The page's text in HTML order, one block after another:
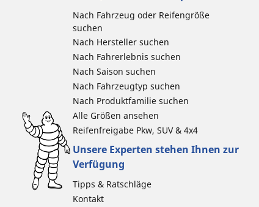
Nach Fahrzeug oder Reifengröße
suchen
Nach Hersteller suchen
Nach Fahrerlebnis suchen
Nach Saison suchen
Nach Fahrzeugtyp suchen
Nach Produktfamilie suchen
Alle Größen ansehen
Reifenfreigabe Pkw, SUV & 4x4
Unsere Experten stehen Ihnen zur
Verfügung
Tipps & Ratschläge
Kontakt